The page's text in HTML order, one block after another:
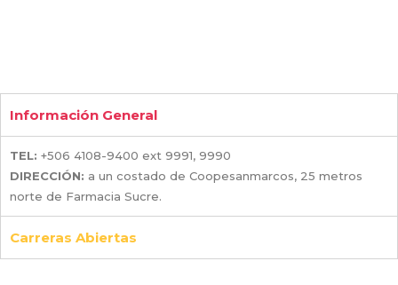
Información General
TEL: +506 4108-9400 ext 9991, 9990
DIRECCIÓN: a un costado de Coopesanmarcos, 25 metros
norte de Farmacia Sucre.
Carreras Abiertas